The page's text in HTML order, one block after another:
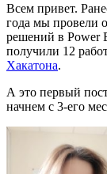
Всем привет.
года мы провели
решений в Power
получили 12
Хакатона.
А это первый
начнем с 3-его